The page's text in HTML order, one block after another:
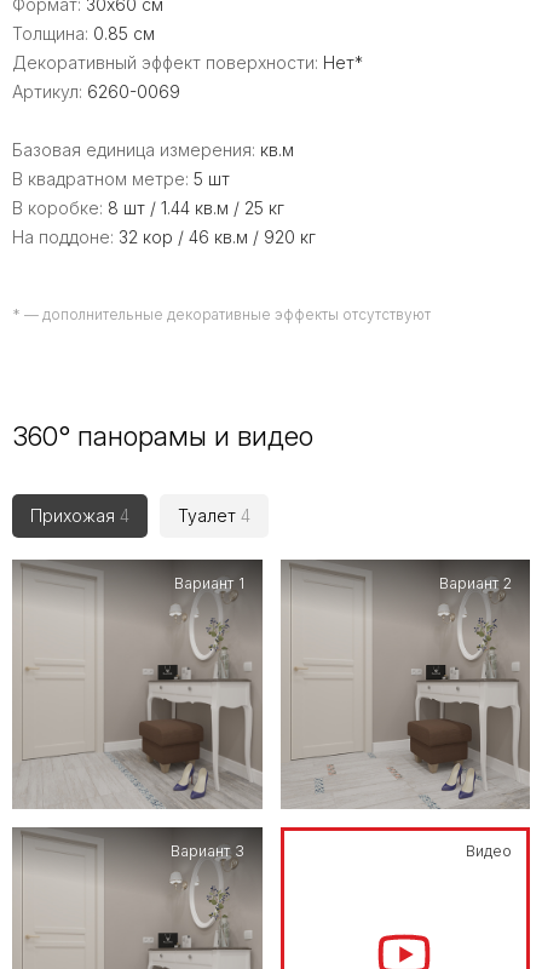
Формат: 30x60 см
Толщина: 0.85 см
Декоративный эффект поверхности: Нет*
Артикул: 6260-0069
Базовая единица измерения: кв.м
В квадратном метре: 5 шт
В коробке: 8 шт / 1.44 кв.м / 25 кг
На поддоне: 32 кор / 46 кв.м / 920 кг
* — дополнительные декоративные эффекты отсутствуют
360° панорамы и видео
Прихожая 4 Туалет 4
Вариант 1 Вариант 2
Вариант 3 Видео